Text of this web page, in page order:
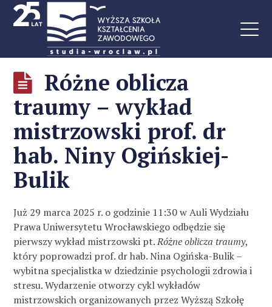
Różne oblicza
traumy – wykład
mistrzowski prof. dr
hab. Niny Ogińskiej-
Bulik
Już 29 marca 2025 r. o godzinie 11:30 w Auli Wydziału
Prawa Uniwersytetu Wrocławskiego odbędzie się
pierwszy wykład mistrzowski pt.Różne oblicza traumy,
który poprowadzi prof. dr hab. Nina Ogińska-Bulik –
wybitna specjalistka w dziedzinie psychologii zdrowia i
stresu. Wydarzenie otworzy cykl wykładów
mistrzowskich organizowanych przez Wyższą Szkołę